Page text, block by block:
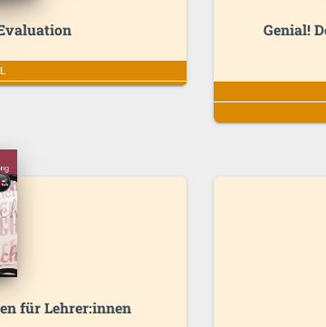
Genial!
für Lehrer:innen